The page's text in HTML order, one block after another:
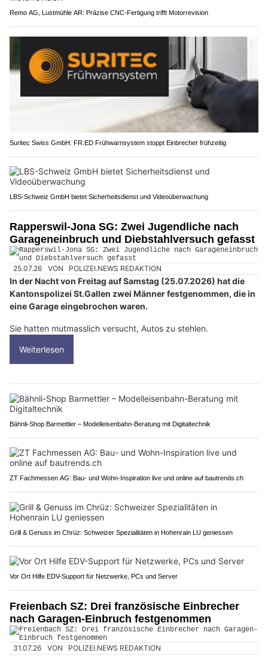
Remo AG, Lustmühle AR: Präzise CNC-Fertigung trifft Motorrevision
Suritec Swiss GmbH: FR.ED Frühwarnsystem stoppt Einbrecher frühzeitig
LBS-Schweiz GmbH bietet Sicherheitsdienst und Videoüberwachung
Rapperswil-Jona SG: Zwei Jugendliche nach
Garageneinbruch und Diebstahlversuch gefasst
25.07.26 VON POLIZEI.NEWS REDAKTION
In der Nacht von Freitag auf Samstag (25.07.2026) hat die
Kantonspolizei St.Gallen zwei Männer festgenommen, die in
eine Garage eingebrochen waren.
Sie hatten mutmasslich versucht, Autos zu stehlen.
Weiterlesen
Bähnli-Shop Barmettler – Modelleisenbahn-Beratung mit Digitaltechnik
ZT Fachmessen AG: Bau- und Wohn-Inspiration live und online auf bautrends.ch
Grill & Genuss im Chrüz: Schweizer Spezialitäten in Hohenrain LU geniessen
Vor Ort Hilfe EDV-Support für Netzwerke, PCs und Server
Freienbach SZ: Drei französische Einbrecher
nach Garagen-Einbruch festgenommen
31.07.26 VON POLIZEI.NEWS REDAKTION